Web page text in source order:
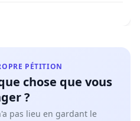
PÉTITION
chose que vous
?
pas lieu en gardant le